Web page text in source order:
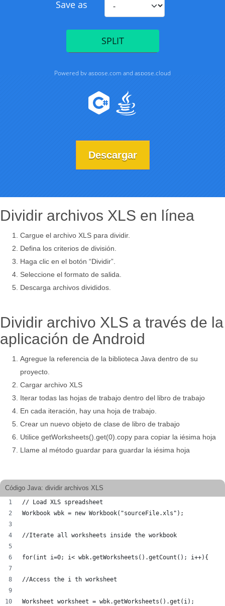
Descargar
Dividir archivos XLS en línea
Cargue el archivo XLS para dividir.
Defina los criterios de división.
Haga clic en el botón “Dividir”.
Seleccione el formato de salida.
Descarga archivos divididos.
Dividir archivo XLS a través de la
aplicación de Android
Agregue la referencia de la biblioteca Java dentro de su
proyecto.
Cargar archivo XLS
Iterar todas las hojas de trabajo dentro del libro de trabajo
En cada iteración, hay una hoja de trabajo.
Crear un nuevo objeto de clase de libro de trabajo
Utilice getWorksheets().get(0).copy para copiar la iésima hoja
Llame al método guardar para guardar la iésima hoja
Código Java: dividir archivos XLS
// Load XLS spreadsheet
Workbook wbk = new Workbook("sourceFile.xls");
//Iterate all worksheets inside the workbook
for(int i=0; i< wbk.getWorksheets().getCount(); i++){
//Access the i th worksheet
Worksheet worksheet = wbk.getWorksheets().get(i);